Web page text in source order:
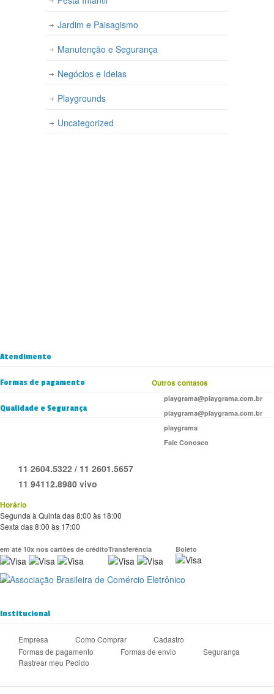
Jardim e Paisagismo
Manutenção e Segurança
Negócios e Ideias
Playgrounds
Uncategorized
Atendimento
Outros contatos
playgrama@playgrama.com.br
playgrama@playgrama.com.br
playgrama
Fale Conosco
11 2604.5322 / 11 2601.5657
11 94112.8980 vivo
Horário
Segunda à Quinta das 8:00 às 18:00
Sexta das 8:00 às 17:00
Formas de pagamento
em até 10x nos cartões de créditoTransferência Boleto
Qualidade e Segurança
Institucional
Empresa Como Comprar
Cadastro
Formas de pagamento
Formas de envio
Segurança
Rastrear meu Pedido